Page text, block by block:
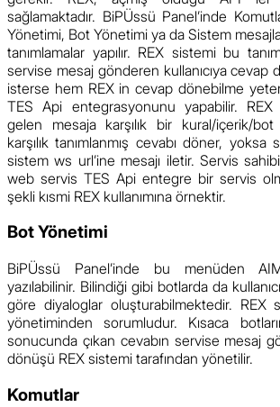
sağlamaktadır. BiPÜssü Panel’inde
Yönetimi, Bot Yönetimi ya da Sistem
tanımlamalar yapılır. REX sistemi bu
servise mesaj gönderen kullanıcıya cevap
isterse hem REX in cevap dönebilme
TES Api entegrasyonunu yapabilir.
gelen mesaja karşılık bir kural/içerik/bot
karşılık tanımlanmış cevabı döner, yoksa
sistem ws url’ine mesajı iletir. Servis
web servis TES Api entegre bir servis
şekli kısmi REX kullanımına örnektir.
Bot Yönetimi
BiPÜssü Panel’inde bu menüden
yazılabilinir. Bilindiği gibi botlarda da
göre diyaloglar oluşturabilmektedir. REX
yönetiminden sorumludur. Kısaca
sonucunda çıkan cevabın servise mesaj
dönüşü REX sistemi tarafından yönetilir.
Komutlar